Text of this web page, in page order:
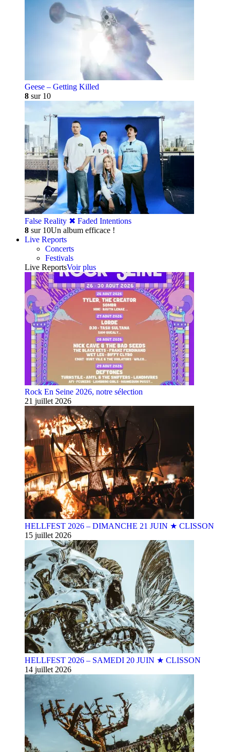
Geese – Getting Killed
8 sur 10
False Reality ✖︎ Faded Intentions
8 sur 10Un album efficace !
Live Reports
Concerts
Festivals
Live ReportsVoir plus
Rock En Seine 2026, notre sélection
21 juillet 2026
HELLFEST 2026 – DIMANCHE 21 JUIN ★ CLISSON
15 juillet 2026
HELLFEST 2026 – SAMEDI 20 JUIN ★ CLISSON
14 juillet 2026